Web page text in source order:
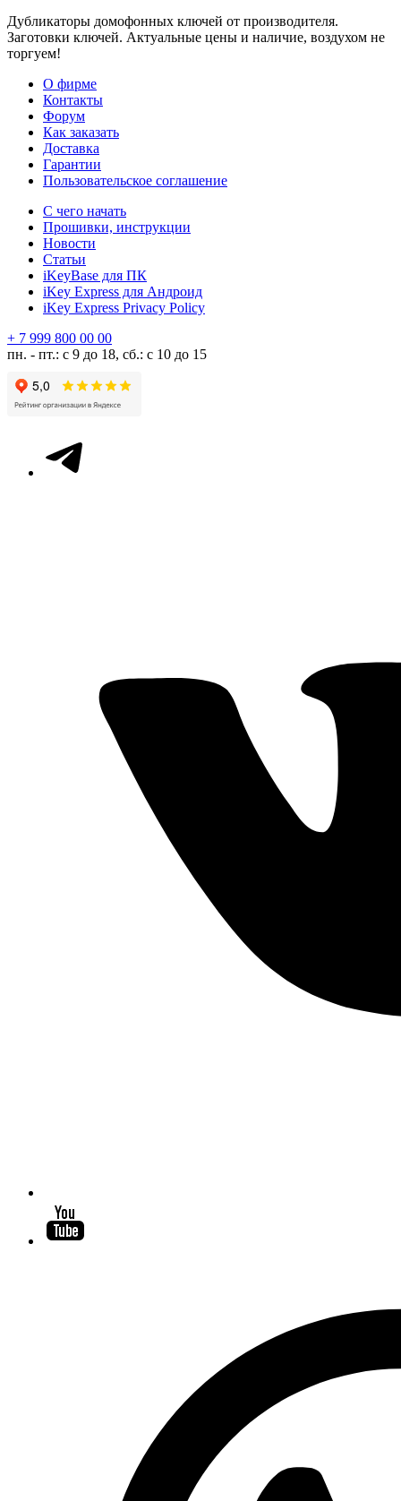
Дубликаторы домофонных ключей от производителя.
Заготовки ключей. Актуальные цены и наличие, воздухом не
торгуем!
О фирме
Контакты
Форум
Как заказать
Доставка
Гарантии
Пользовательское соглашение
С чего начать
Прошивки, инструкции
Новости
Статьи
iKeyBase для ПК
iKey Express для Андроид
iKey Express Privacy Policy
+ 7 999 800 00 00
пн. - пт.: с 9 до 18, сб.: с 10 до 15